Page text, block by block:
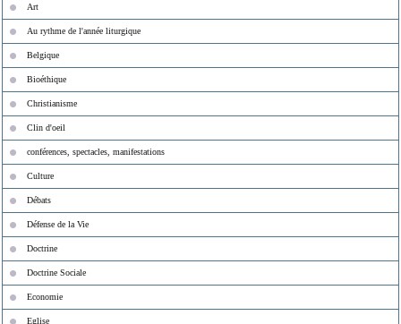
Art
Au rythme de l'année liturgique
Belgique
Bioéthique
Christianisme
Clin d'oeil
conférences, spectacles, manifestations
Culture
Débats
Défense de la Vie
Doctrine
Doctrine Sociale
Economie
Eglise